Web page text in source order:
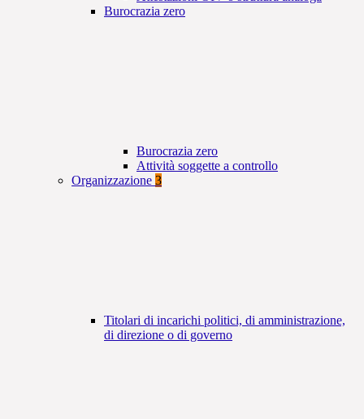
Burocrazia zero
Burocrazia zero
Attività soggette a controllo
Organizzazione 3
Titolari di incarichi politici, di amministrazione,
di direzione o di governo